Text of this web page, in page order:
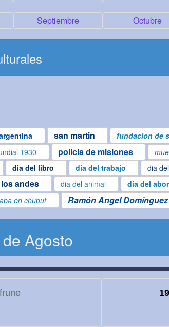
Septiembre Octubre
san martin fundacion de
1930 policia de misiones
dia del libro dia del trabajo dia
andes dia del animal dia del
en chubut Ramón Angel Domínguez
Agosto